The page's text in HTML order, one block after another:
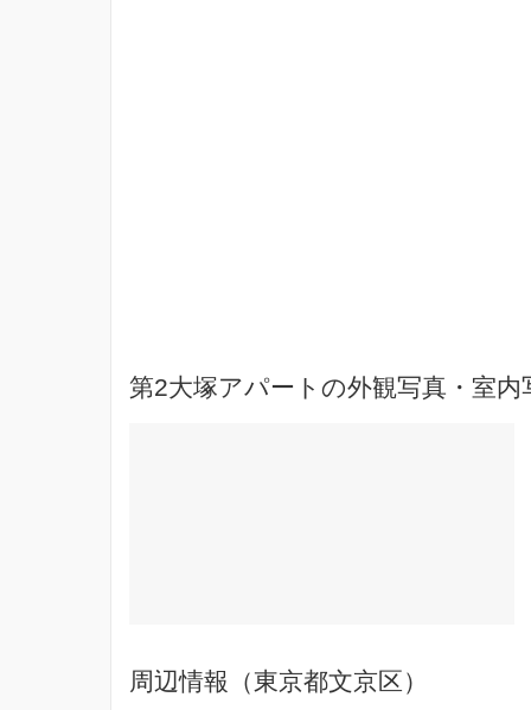
第2大塚アパートの外観写真・室内
周辺情報（東京都文京区）